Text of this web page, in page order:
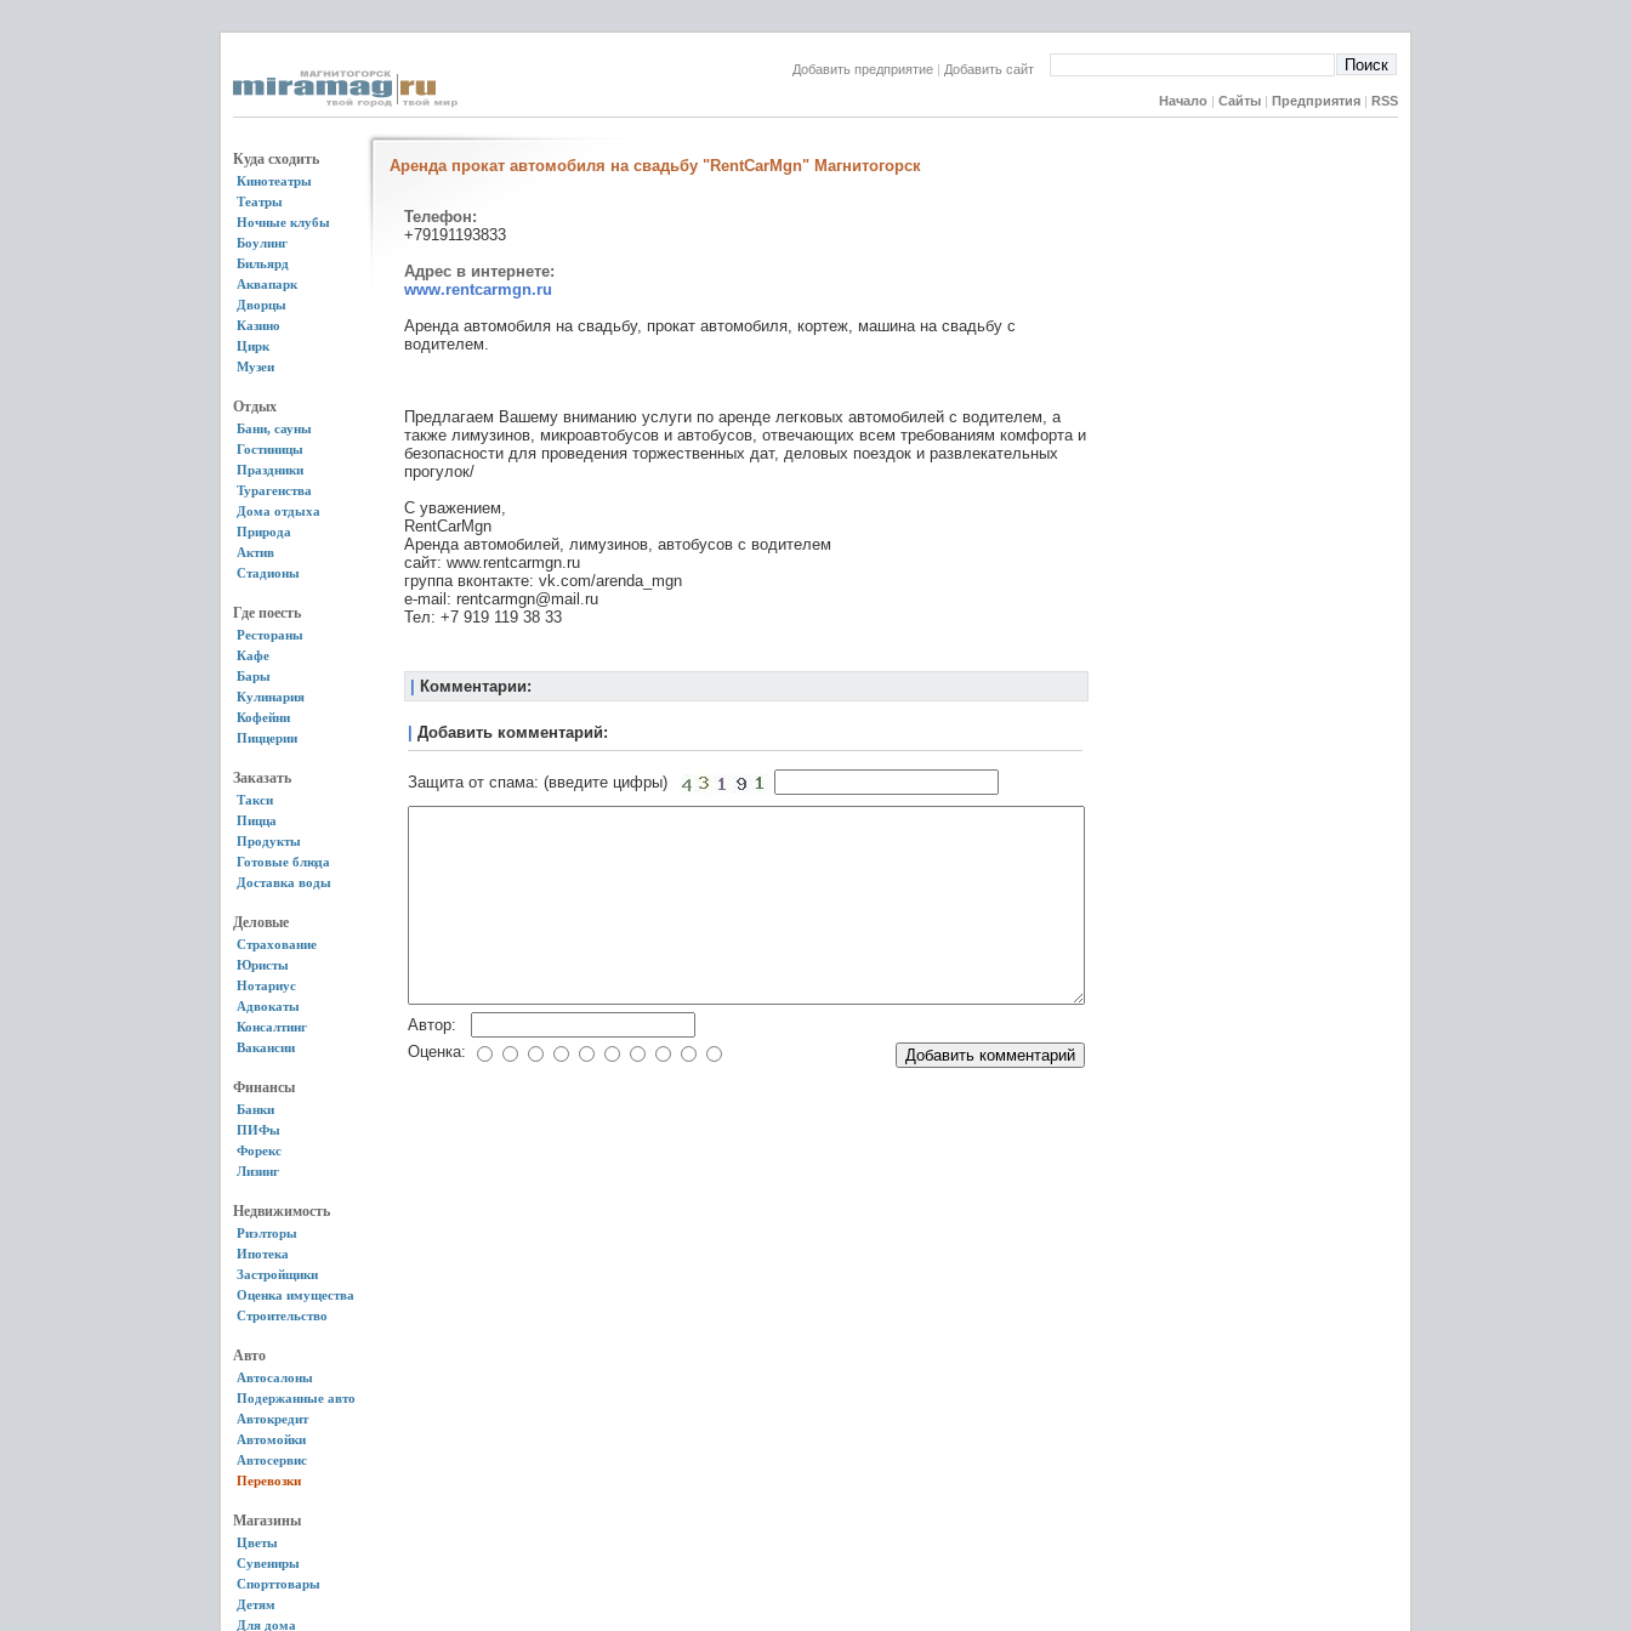
Добавить предприятие | Добавить сайт
Начало Сайты Предприятия RSS
Куда сходить
Кинотеатры
Театры
Ночные клубы
Боулинг
Бильярд
Аквапарк
Дворцы
Казино
Цирк
Музеи
Отдых
Бани, сауны
Гостиницы
Праздники
Турагенства
Дома отдыха
Природа
Актив
Стадионы
Где поесть
Рестораны
Кафе
Бары
Кулинария
Кофейни
Пиццерии
Заказать
Такси
Пицца
Продукты
Готовые блюда
Доставка воды
Деловые
Страхование
Юристы
Нотариус
Адвокаты
Консалтинг
Вакансии
Финансы
Банки
ПИФы
Форекс
Лизинг
Недвижимость
Риэлторы
Ипотека
Застройщики
Оценка имущества
Строительство
Авто
Автосалоны
Подержанные авто
Автокредит
Автомойки
Автосервис
Перевозки
Магазины
Цветы
Сувениры
Спорттовары
Детям
Для дома
Аренда прокат автомобиля на свадьбу "RentCarMgn" Магнитогорск
Телефон:
+79191193833
Адрес в интернете:
www.rentcarmgn.ru
Аренда автомобиля на свадьбу, прокат автомобиля, кортеж, машина на свадьбу с
водителем.
Предлагаем Вашему вниманию услуги по аренде легковых автомобилей с водителем, а
также лимузинов, микроавтобусов и автобусов, отвечающих всем требованиям комфорта и
безопасности для проведения торжественных дат, деловых поездок и развлекательных
прогулок/
С уважением,
RentCarMgn
Аренда автомобилей, лимузинов, автобусов с водителем
сайт: www.rentcarmgn.ru
группа вконтакте: vk.com/arenda_mgn
e-mail: rentcarmgn@mail.ru
Тел: +7 919 119 38 33
Комментарии:
Добавить комментарий:
Защита от спама: (введите цифры)
Автор:
Оценка: